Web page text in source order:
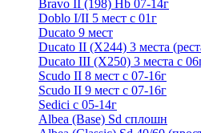
Bravo II (198) Hb 07-14г
Doblo I/II 5 мест с 01г
Ducato 9 мест
Ducato II (Х244) 3 места
Ducato III (Х250) 3 места с
Scudo II 8 мест с 07-16г
Scudo II 9 мест с 07-16г
Sedici c 05-14г
Albea (Base) Sd сплошн